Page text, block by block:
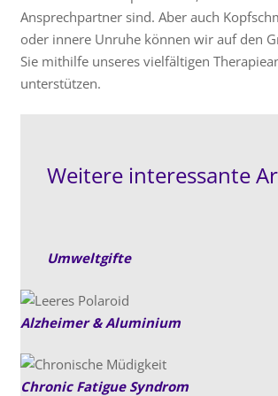
Ansprechpartner sind. Aber auch
oder innere Unruhe können wir auf den
Sie mithilfe unseres vielfältigen
unterstützen.
Weitere interessante
Umweltgifte
Alzheimer & Aluminium
Chronic Fatigue Syndrom